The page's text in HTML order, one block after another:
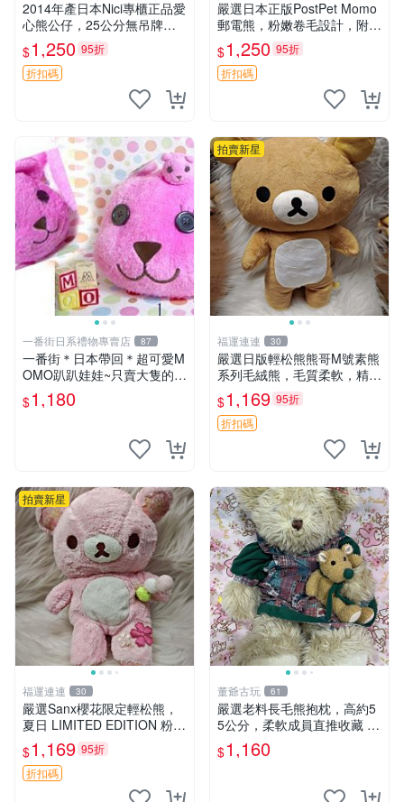
2014年產日本Nici專櫃正品愛
心熊公仔，25公分無吊牌全
新 愛心熊 公仔 熊抱玩偶
$1,250 95折
折扣碼
嚴選日本正版PostPet Momo
郵電熊，粉嫩卷毛設計，附原
裝包裝與吊牌，超Recomme
nded收藏品 1095 玩偶 包裝
$1,250 95折
折扣碼
一番街日系禮物專賣店 87
一番街＊日本帶回＊超可愛M
OMO趴趴娃娃~只賣大隻的1
號~單隻價～生日禮物
$1,180
拍賣新星
福運連連 30
嚴選日版輕松熊熊哥M號素熊
系列毛絨熊，毛質柔軟，精緻
可愛，尺寸35cm，保存狀態
優異。收藏或贈送皆為佳選。
中古 毛絨熊 毛玩偶
$1,169 95折
折扣碼
拍賣新星
福運連連 30
嚴選Sanx櫻花限定輕松熊，
夏日 LIMITED EDITION 粉色
毛絨熊，背有拉鏈設計，肚內
填充豆袋，精致工藝呈現，狀
態如新，適合收藏與送人 櫻
$1,169 95折
折扣碼
董爺古玩 61
嚴選老料長毛熊抱枕，高約5
5公分，柔軟成員直推收藏 長
毛熊 柔軟熊抱枕 55公分
$1,160